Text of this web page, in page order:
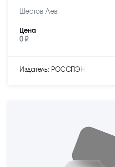
Шестов Лев
Цена
0 ₽
Издатель: РОССПЭН